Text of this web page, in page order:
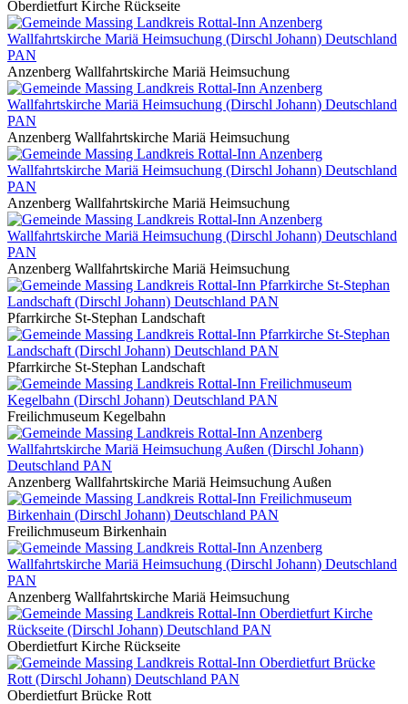
Oberdietfurt Kirche Rückseite
Anzenberg Wallfahrtskirche Mariä Heimsuchung
Anzenberg Wallfahrtskirche Mariä Heimsuchung
Anzenberg Wallfahrtskirche Mariä Heimsuchung
Anzenberg Wallfahrtskirche Mariä Heimsuchung
Pfarrkirche St-Stephan Landschaft
Pfarrkirche St-Stephan Landschaft
Freilichmuseum Kegelbahn
Anzenberg Wallfahrtskirche Mariä Heimsuchung Außen
Freilichmuseum Birkenhain
Anzenberg Wallfahrtskirche Mariä Heimsuchung
Oberdietfurt Kirche Rückseite
Oberdietfurt Brücke Rott